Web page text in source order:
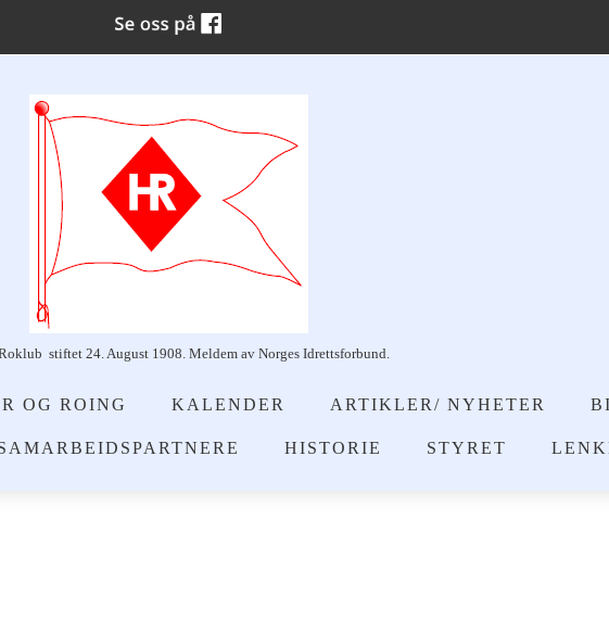
stiftet 24. August 1908. Meldem av Norges Idrettsforbund.
OG ROING KALENDER ARTIKLER/ NYHETER
HISTORIE STYRET